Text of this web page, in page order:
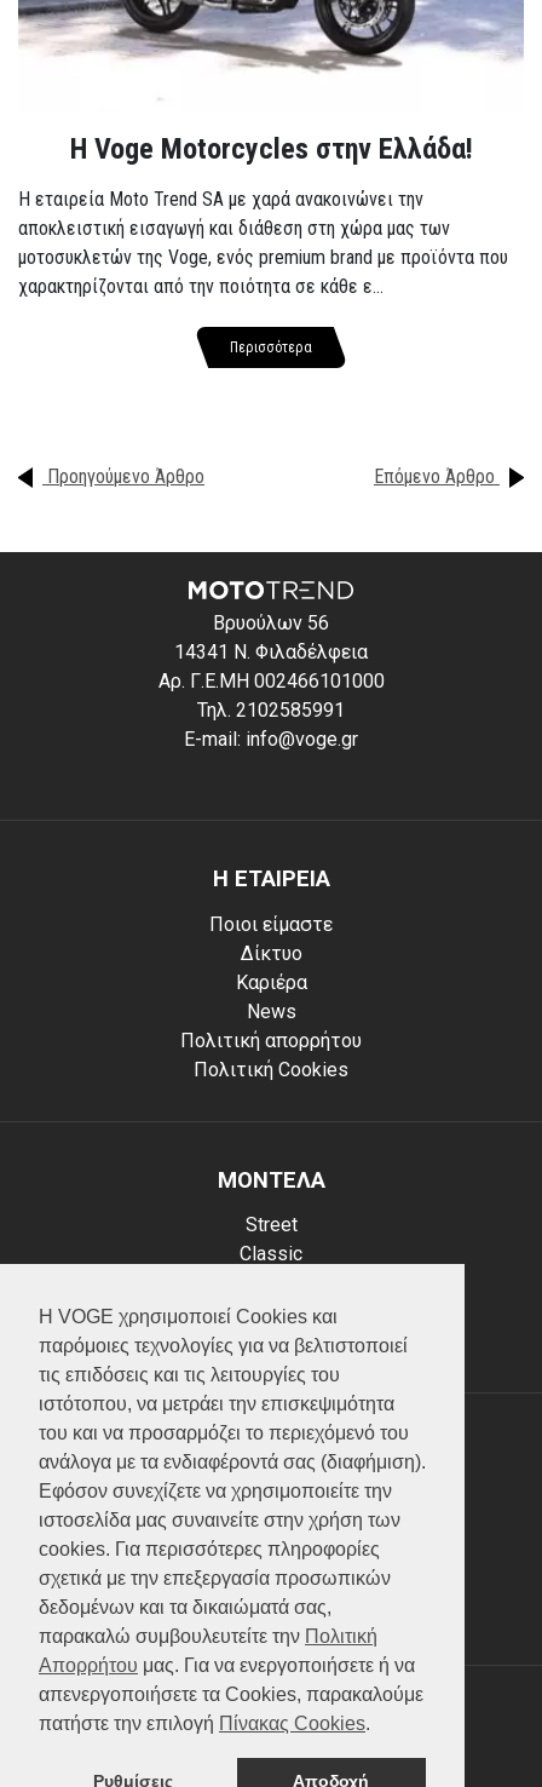
Η VOGE χρησιμοποιεί Cookies και
παρόμοιες τεχνολογίες για να βελτιστοποιεί
τις επιδόσεις και τις λειτουργίες του
ιστότοπου, να μετράει την επισκεψιμότητα
του και να προσαρμόζει το περιεχόμενό του
ανάλογα με τα ενδιαφέροντά σας (διαφήμιση).
Εφόσον συνεχίζετε να χρησιμοποιείτε την
ιστοσελίδα μας συναινείτε στην χρήση των
cookies. Για περισσότερες πληροφορίες
σχετικά με την επεξεργασία προσωπικών
δεδομένων και τα δικαιώματά σας,
παρακαλώ συμβουλευτείτε την Πολιτική
Απορρήτου μας. Για να ενεργοποιήσετε ή να
απενεργοποιήσετε τα Cookies, παρακαλούμε
πατήστε την επιλογή Πίνακας Cookies.
Ρυθμίσεις Αποδοχή
H Voge Motorcycles στην Ελλάδα!
Η εταιρεία Moto Trend SA με χαρά ανακοινώνει την
αποκλειστική εισαγωγή και διάθεση στη χώρα μας των
μοτοσυκλετών της Voge, ενός premium brand με προϊόντα που
χαρακτηρίζονται από την ποιότητα σε κάθε ε...
Περισσότερα
Προηγούμενο Άρθρο Επόμενο Άρθρο
Βρυούλων 56
14341 Ν. Φιλαδέλφεια
Αρ. Γ.Ε.ΜΗ 002466101000
Τηλ. 2102585991
E-mail: info@voge.gr
Η ΕΤΑΙΡΕΙΑ
Ποιοι είμαστε
Δίκτυο
Καριέρα
News
Πολιτική απορρήτου
Πολιτική Cookies
ΜΟΝΤΕΛΑ
Street
Classic
Scooter
ATV (Loncin)
ΥΠΗΡΕΣΙΕΣ
Test ride
Επικοινωνία
Service
Κατάλογος
FAQ
SOCIAL MEDIA